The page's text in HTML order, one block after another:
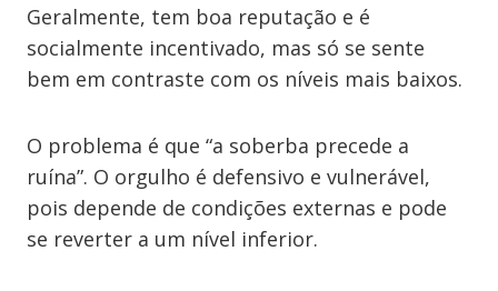
Geralmente, tem boa reputação e é
socialmente incentivado, mas só se sente
bem em contraste com os níveis mais baixos.
O problema é que “a soberba precede a
ruína”. O orgulho é defensivo e vulnerável,
pois depende de condições externas e pode
se reverter a um nível inferior.